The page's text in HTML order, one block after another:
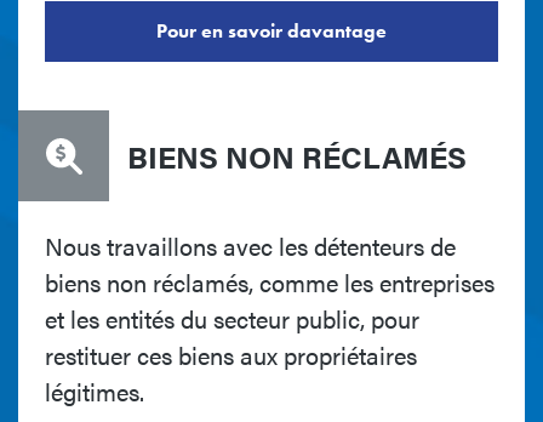
Pour en savoir davantage
BIENS NON RÉCLAMÉS
Nous travaillons avec les détenteurs de
biens non réclamés, comme les entreprises
et les entités du secteur public, pour
restituer ces biens aux propriétaires
légitimes.